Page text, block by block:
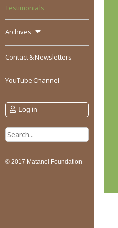
Testimonials
Archives
Contact & Newsletters
YouTube Channel
Log in
Search
for:
© 2017 Matanel Foundation